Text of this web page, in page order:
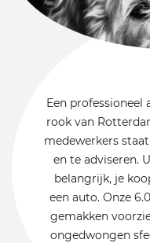
Een
rook van
medewerkers
en te adviseren.
belangrijk, je
een auto. Onze
gemakken
ongedwongen